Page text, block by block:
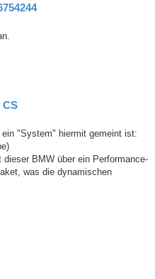
CS
"System" hiermit gemeint ist:
BMW über ein Performance-
was die dynamischen